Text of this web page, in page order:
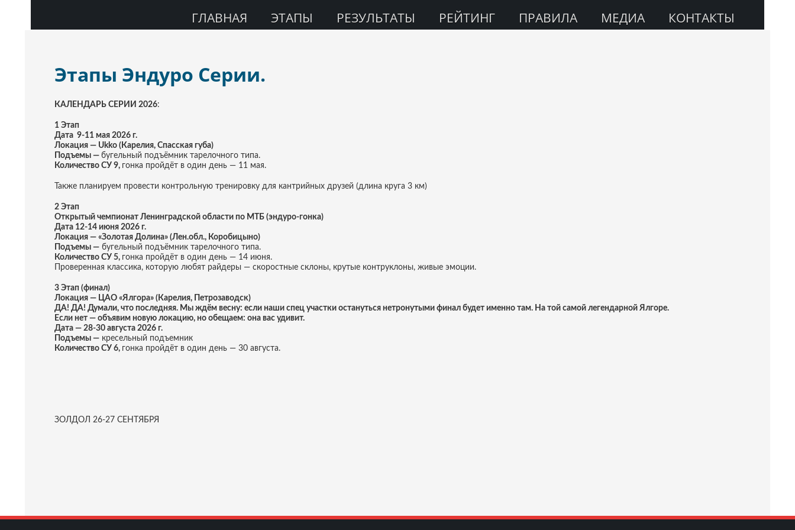
ГЛАВНАЯ ЭТАПЫ РЕЗУЛЬТАТЫ РЕЙТИНГ ПРАВИЛА МЕДИА КОНТАКТЫ
Этапы Эндуро Серии.
КАЛЕНДАРЬ СЕРИИ 2026:
1 Этап
Дата 9-11 мая 2026 г.
Локация — Ukko (Карелия, Спасская губа)
Подъемы — бугельный подъёмник тарелочного типа.
Количество СУ 9, гонка пройдёт в один день — 11 мая.
Также планируем провести контрольную тренировку для кантрийных друзей (длина круга 3 км)
2 Этап
Открытый чемпионат Ленинградской области по МТБ (эндуро-гонка)
Дата 12-14 июня 2026 г.
Локация — «Золотая Долина» (Лен.обл., Коробицыно)
Подъемы — бугельный подъёмник тарелочного типа.
Количество СУ 5, гонка пройдёт в один день — 14 июня.
Проверенная классика, которую любят райдеры — скоростные склоны, крутые контруклоны, живые эмоции.
3 Этап (финал)
Локация — ЦАО «Ялгора» (Карелия, Петрозаводск)
ДА! ДА! Думали, что последняя. Мы ждём весну: если наши спец участки остануться нетронутыми финал будет именно там. На той самой легендарной Ялгоре.
Если нет — объявим новую локацию, но обещаем: она вас удивит.
Дата — 28-30 августа 2026 г.
Подъемы — кресельный подъемник
Количество СУ 6, гонка пройдёт в один день — 30 августа.
ЗОЛДОЛ 26-27 СЕНТЯБРЯ